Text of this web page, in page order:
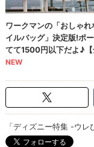
「ディズニー特集 -ウ